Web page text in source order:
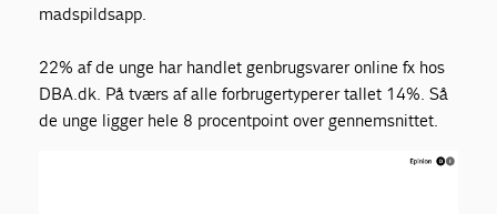
madspildsapp.
22% af de unge har handlet genbrugsvareronline fx hos
DBA.dk. På tværs af alle forbrugertyperer tallet 14%.Så
de unge ligger hele 8 procentpoint over gennemsnittet.